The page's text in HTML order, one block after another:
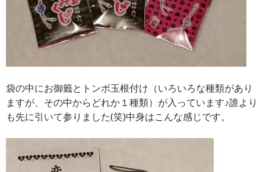
袋の中にお御籤とトンボ玉根付け（いろいろな種類があり
ますが、その中からどれか１種類）が入っています♪誰より
も先に引いて参りました(笑)中身はこんな感じです。